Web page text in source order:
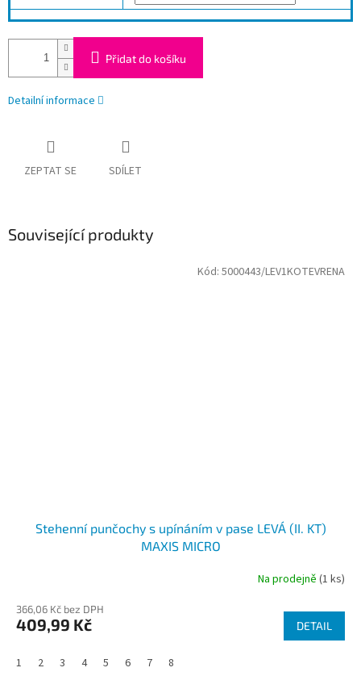
Přidat do košíku
Detailní informace
ZEPTAT SE SDÍLET
Související produkty
Stehenní punčochy s upínáním v pase LEVÁ (II. KT)
MAXIS MICRO
Na prodejně (1 ks)
366,06 Kč bez DPH
409,99 Kč DETAIL
1 2 3 4 5 6 7 8
Kód: 5000443/LEV1KOTEVRENA